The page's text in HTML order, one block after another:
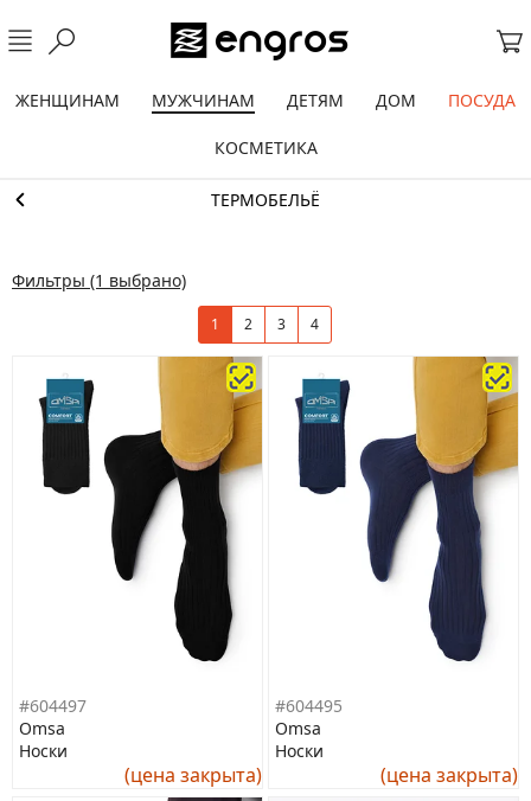
ЖЕНЩИНАМ МУЖЧИНАМ ДЕТЯМ ДОМ ПОСУДА
КОСМЕТИКА
ТЕРМОБЕЛЬЁ
Фильтры (1 выбрано)
1 2 3 4
#604497
Omsa
Носки
(цена закрыта)
#604495
Omsa
Носки
(цена закрыта)